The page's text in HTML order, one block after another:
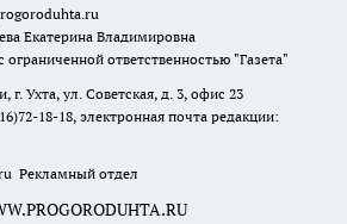
Екатерина Владимировна
ответственностью "Газета"
г. Ухта, ул. Советская, д. 3, офис 23
18-18, электронная почта редакции:
Рекламный отдел